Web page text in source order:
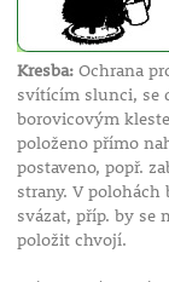
Kresba:Ochrana
svítícím slunci, se
borovicovým
položeno přímo
postaveno, popř.
strany. V
svázat, příp. by se
položit chvojí.